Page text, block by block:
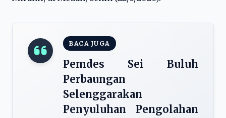
BACA JUGA
Pemdes Sei Buluh
Perbaungan
Selenggarakan
Penyuluhan Pengolahan